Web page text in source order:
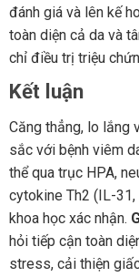
đánh giá và lên kế
toàn diện cả da và
chỉ điều trị triệu
Kết luận
Căng thẳng, lo lắng
sắc với bệnh viêm
thể qua trục HPA,
cytokine Th2 (IL-
khoa học xác nhận.
hỏi tiếp cận toàn
stress, cải thiện